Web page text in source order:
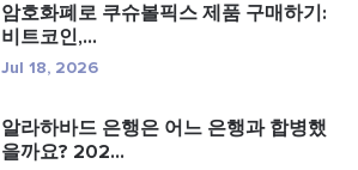
암호화폐로 쿠슈볼픽스 제품 구매하기:
비트코인,...
Jul 18, 2026
알라하바드 은행은 어느 은행과 합병했
을까요? 202...